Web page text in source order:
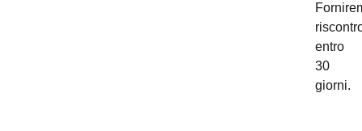
entro
30
giorni.